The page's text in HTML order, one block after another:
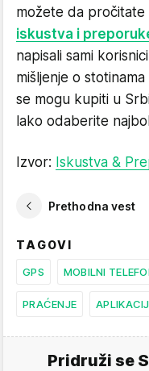
možete da pročitate
iskustva i
napisali sami
mišljenje o
se mogu kupiti u
lako odaberite
Izvor: Iskustva &
Prethodna vest
TAGOVI
GPS MOBILNI
PRAĆENJE
Pridruži se